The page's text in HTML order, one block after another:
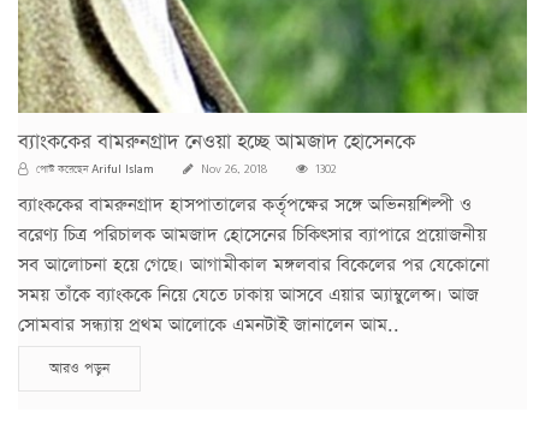
ব্যাংককের বামরুনগ্রাদ নেওয়া হচ্ছে আমজাদ হোসেনকে
পোস্ট করেছেনAriful Islam Nov 26, 2018 1302
ব্যাংককের বামরুনগ্রাদ হাসপাতালের কর্তৃপক্ষের সঙ্গে অভিনয়শিল্পী ও
বরেণ্য চিত্র পরিচালক আমজাদ হোসেনের চিকিৎসার ব্যাপারে প্রয়োজনীয়
সব আলোচনা হয়ে গেছে। আগামীকাল মঙ্গলবার বিকেলের পর যেকোনো
সময় তাঁকে ব্যাংককে নিয়ে যেতে ঢাকায় আসবে এয়ার অ্যাম্বুলেন্স। আজ
সোমবার সন্ধ্যায় প্রথম আলোকে এমনটাই জানালেন আম..
আরও পড়ুন